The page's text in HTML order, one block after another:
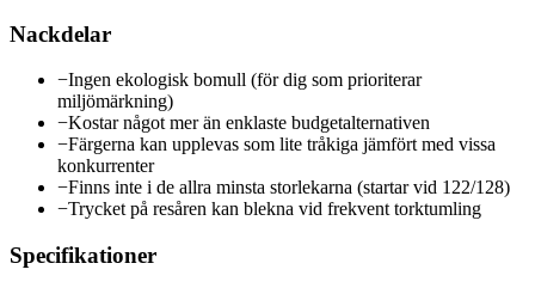
Nackdelar
−Ingen ekologisk bomull (för dig som prioriterar
miljömärkning)
−Kostar något mer än enklaste budgetalternativen
−Färgerna kan upplevas som lite tråkiga jämfört med vissa
konkurrenter
−Finns inte i de allra minsta storlekarna (startar vid 122/128)
−Trycket på resåren kan blekna vid frekvent torktumling
Specifikationer